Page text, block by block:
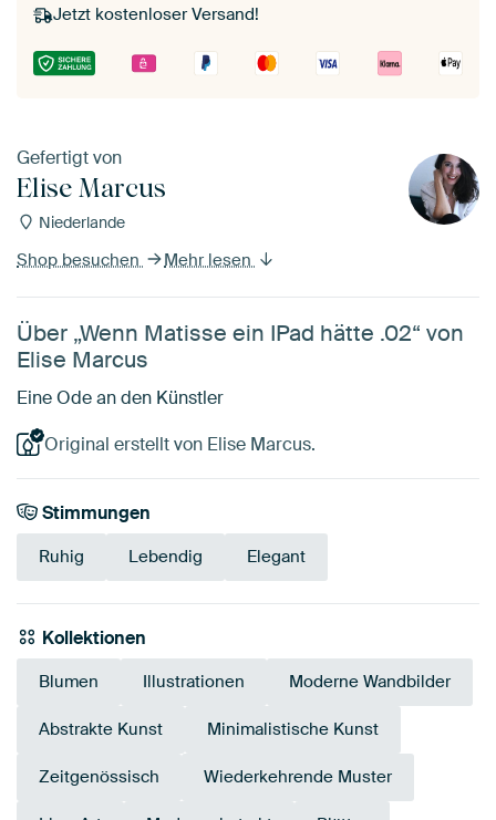
Jetzt kostenloser Versand!
Gefertigt von
Elise Marcus
Niederlande
Shop besuchen Mehr lesen
Über „Wenn Matisse ein IPad hätte .02“ von
Elise Marcus
Eine Ode an den Künstler
Original erstellt von Elise Marcus.
Stimmungen
Ruhig Lebendig Elegant
Kollektionen
Blumen Illustrationen Moderne Wandbilder
Abstrakte Kunst Minimalistische Kunst
Zeitgenössisch Wiederkehrende Muster